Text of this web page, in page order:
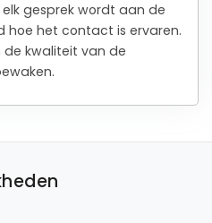
gesprek wordt aan de
hoe het contact is ervaren.
kwaliteit van de